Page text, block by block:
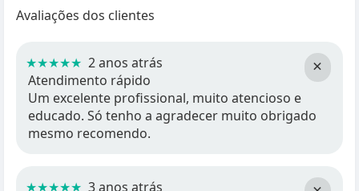
Avaliações dos clientes
×
★★★★★ 2 anos atrás
Atendimento rápido
Um excelente profissional, muito atencioso e
educado. Só tenho a agradecer muito obrigado
mesmo recomendo.
★★★★★ 3 anos atrás